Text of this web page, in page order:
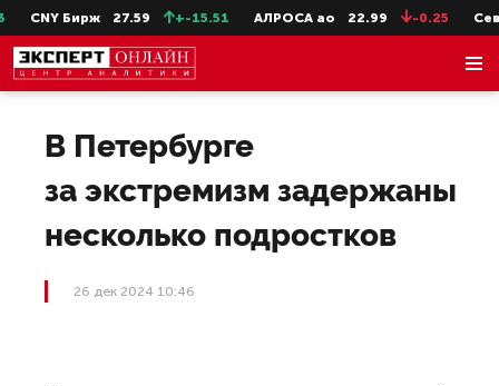
CNY Бирж 27.59 +-15.51 АЛРОСА ао 22.99 -0.25
В Петербурге
за экстремизм задержаны
несколько подростков
26 дек 2024 10:46